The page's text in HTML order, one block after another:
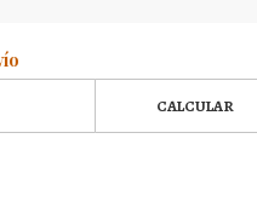
CALCULAR